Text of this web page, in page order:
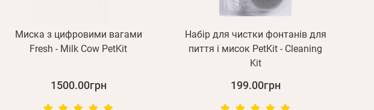
Миска з цифровими вагами
Fresh - Milk Cow PetKit
1500.00грн
Набір для чистки фонтанів для
пиття і мисок PetKit - Cleaning
Kit
199.00грн